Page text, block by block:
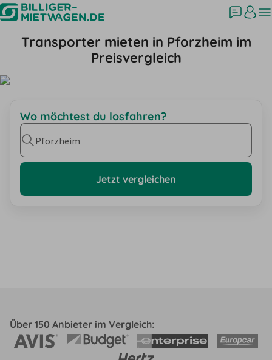
Transporter mieten in Pforzheim im
Preisvergleich
Wo möchtest du losfahren?
Pforzheim
Jetzt vergleichen
Über 150 Anbieter im Vergleich: